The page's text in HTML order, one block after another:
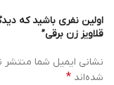
اولین نفری باشید که
قلاویز زن برقی”
نشانی ایمیل شما
شده‌اند *